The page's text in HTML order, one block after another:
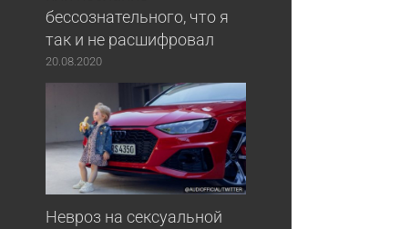
бессознательного, что я
так и не расшифровал
20.08.2020
Невроз на сексуальной